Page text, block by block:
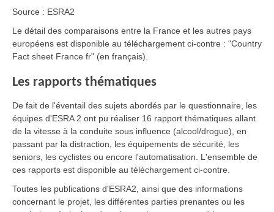
Source : ESRA2
Le détail des comparaisons entre la France et les autres pays
européens est disponible au téléchargement ci-contre : "Country
Fact sheet France fr" (en français).
Les rapports thématiques
De fait de l'éventail des sujets abordés par le questionnaire, les
équipes d'ESRA 2 ont pu réaliser 16 rapport thématiques allant
de la vitesse à la conduite sous influence (alcool/drogue), en
passant par la distraction, les équipements de sécurité, les
seniors, les cyclistes ou encore l'automatisation. L'ensemble de
ces rapports est disponible au téléchargement ci-contre.
Toutes les publications d'ESRA2, ainsi que des informations
concernant le projet, les différentes parties prenantes ou les